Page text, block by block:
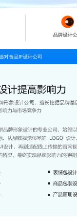
品牌设计
对食品IP设计公司